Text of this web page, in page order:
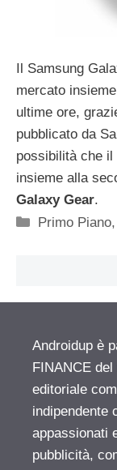
Il Samsung
mercato
ultime ore,
pubblicato da
possibilità che
insieme alla
Galaxy Gear.
Categorie
Primo Piano,
Androidup è
FINANCE
editoriale
indipendente
appassionati
pubblicità,